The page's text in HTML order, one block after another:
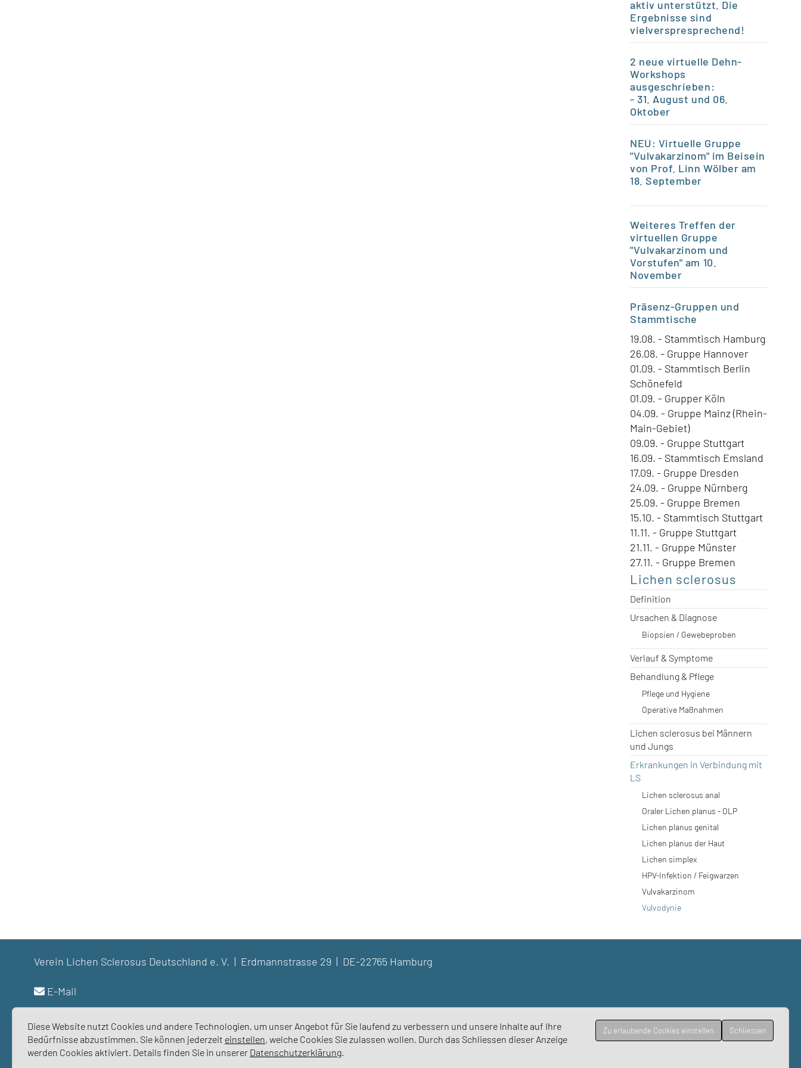
aktiv unterstützt. Die
Ergebnisse sind
vielverspresprechend!
2 neue virtuelle Dehn-
Workshops
ausgeschrieben:
- 31. August und 06.
Oktober
NEU: Virtuelle Gruppe
"Vulvakarzinom" im Beisein
von Prof. Linn Wölber am
18. September
Weiteres Treffen der
virtuellen Gruppe
"Vulvakarzinom und
Vorstufen" am 10.
November
Präsenz-Gruppen und
Stammtische
19.08. - Stammtisch Hamburg
26.08. - Gruppe Hannover
01.09. - Stammtisch Berlin
Schönefeld
01.09. - Grupper Köln
04.09. - Gruppe Mainz (Rhein-
Main-Gebiet)
09.09. - Gruppe Stuttgart
16.09. - Stammtisch Emsland
17.09. - Gruppe Dresden
24.09. - Gruppe Nürnberg
25.09. - Gruppe Bremen
15.10. - Stammtisch Stuttgart
11.11. - Gruppe Stuttgart
21.11. - Gruppe Münster
27.11. - Gruppe Bremen
Lichen sclerosus
Definition
Ursachen & Diagnose
Biopsien / Gewebeproben
Verlauf & Symptome
Behandlung & Pflege
Pflege und Hygiene
Operative Maßnahmen
Lichen sclerosus bei Männern
und Jungs
Erkrankungen in Verbindung mit
LS
Lichen sclerosus anal
Oraler Lichen planus - OLP
Lichen planus genital
Lichen planus der Haut
Lichen simplex
HPV-Infektion / Feigwarzen
Vulvakarzinom
Vulvodynie
Verein Lichen Sclerosus Deutschland e. V. | Erdmannstrasse 29 | DE-22765 Hamburg
E-Mail
Diese Website nutzt Cookies und andere Technologien, um unser Angebot für Sie laufend zu verbessern und unsere Inhalte auf Ihre
Bedürfnisse abzustimmen. Sie können jederzeit einstellen, welche Cookies Sie zulassen wollen. Durch das Schliessen dieser Anzeige
werden Cookies aktiviert. Details finden Sie in unserer Datenschutzerklärung.
Zu erlaubende Cookies einstellen Schliessen